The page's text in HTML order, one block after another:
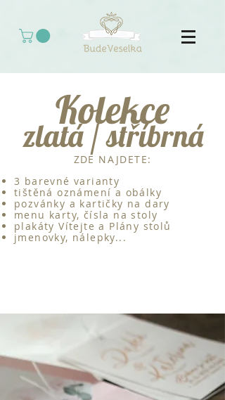
Kolekce
zlatá / stříbrná
ZDE NAJDETE:
3 barevné varianty
tištěná oznámení a obálky
pozvánky a kartičky na dary
menu karty, čísla na stoly
plakáty Vítejte a Plány stolů
jmenovky, nálepky...